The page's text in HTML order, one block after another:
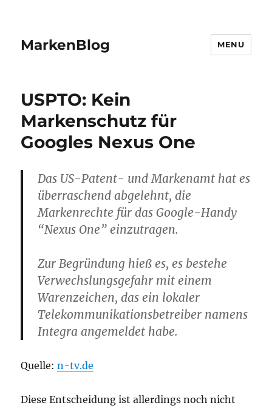
MarkenBlog MENU
USPTO: Kein
Markenschutz für
Googles Nexus One
Das US-Patent- und Markenamt hat es
überraschend abgelehnt, die
Markenrechte für das Google-Handy
“Nexus One” einzutragen.
Zur Begründung hieß es, es bestehe
Verwechslungsgefahr mit einem
Warenzeichen, das ein lokaler
Telekommunikationsbetreiber namens
Integra angemeldet habe.
Quelle:n-tv.de
Diese Entscheidung ist allerdings noch nicht